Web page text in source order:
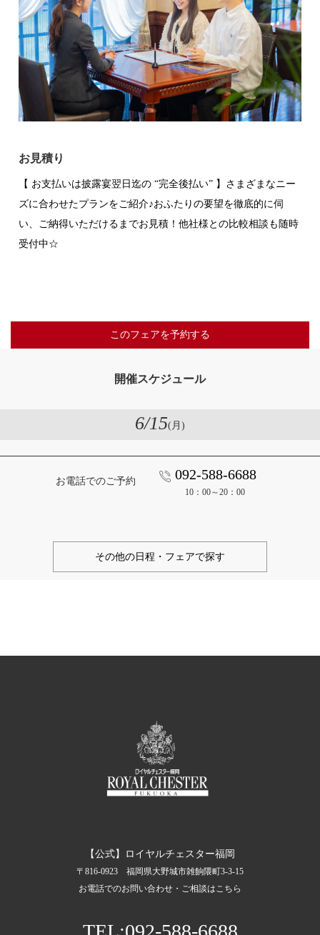
お見積り
【 お支払いは披露宴翌日迄の “完全後払い” 】さまざまなニー
ズに合わせたプランをご紹介♪おふたりの要望を徹底的に伺
い、ご納得いただけるまでお見積！他社様との比較相談も随時
受付中☆
このフェアを予約する
開催スケジュール
6/15(月)
お電話でのご予約 092-588-6688
10：00～20：00
その他の日程・フェアで探す
【公式】ロイヤルチェスター福岡
〒816-0923 福岡県大野城市雑餉隈町3-3-15
お電話でのお問い合わせ・ご相談はこちら